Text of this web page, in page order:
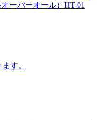
ーバーオール）HT-01
す。